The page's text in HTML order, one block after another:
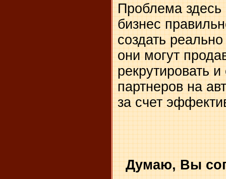
Проблема здесь
бизнес
создать
они могут
рекрутировать
партнеров на
за счет
Думаю, Вы